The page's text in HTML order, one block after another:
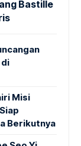
Bastille
di
Misi
Berikutnya